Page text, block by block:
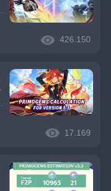
426.150
17.169